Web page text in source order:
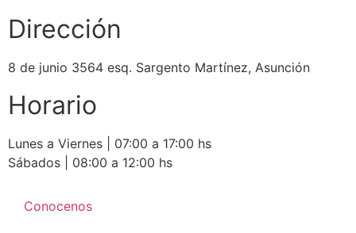
Dirección
8 de junio 3564 esq. Sargento Martínez, Asunción
Horario
Lunes a Viernes | 07:00 a 17:00 hs
Sábados | 08:00 a 12:00 hs
Conocenos